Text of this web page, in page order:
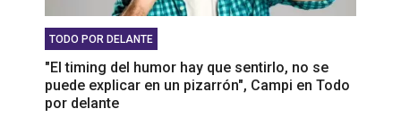
TODO POR DELANTE
"El timing del humor hay que sentirlo, no se
puede explicar en un pizarrón", Campi en Todo
por delante